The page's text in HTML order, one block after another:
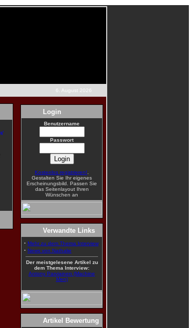
6. August 2026
Login
Benutzername
Passwort
Kostenlos registrieren!
Gestalten Sie Ihr eigenes
Erscheinungsbild. Passen Sie
das Seitenlayout Ihren
Wünschen an
Verwandte Links
· Mehr zu dem Thema Interview
· News von Nathalie
Der meistgelesene Artikel zu
dem Thema Interview:
Antony Parviainen (Machine
Men)
Artikel Bewertung